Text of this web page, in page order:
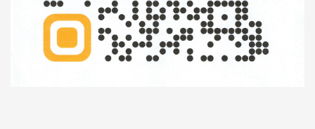
သွင်း
နိုင်
ရန်
ဖိတ်
ခေါ်